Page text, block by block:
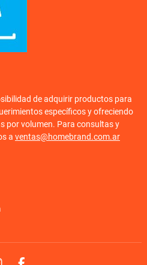
de adquirir productos para
específicos y ofreciendo
por volumen. Para consultas y
a ventas@homebrand.com.ar
Instagram
Facebook